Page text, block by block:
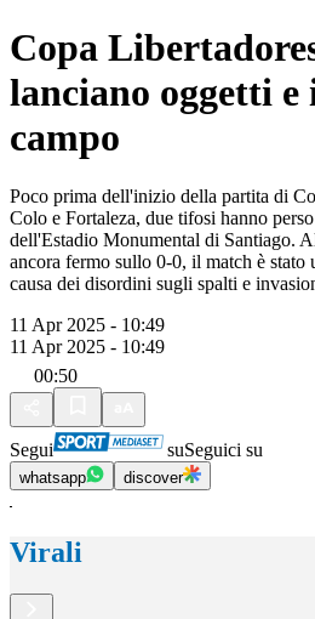
Copa
lanciano oggetti
campo
Poco prima dell'inizio della partita di
Colo e Fortaleza, due tifosi hanno
dell'Estadio Monumental di Santiago.
ancora fermo sullo 0-0, il match è stato
causa dei disordini sugli spalti e
11 Apr 2025 - 10:49
11 Apr 2025 - 10:49
00:50
Segui suSeguici su
whatsapp discover
Virali